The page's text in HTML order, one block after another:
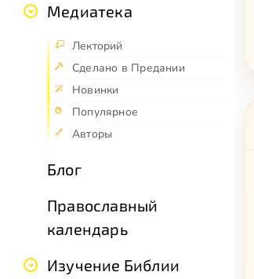
Медиатека
Лекторий
Сделано в Предании
Новинки
Популярное
Авторы
Блог
Православный
календарь
Изучение Библии